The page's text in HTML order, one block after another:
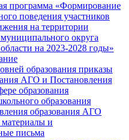
программа «Формирование
поведения участников
на территории
округа
на 2023-2028 годы»
образования приказы
АГО и Постановления
образования
образования
образования АГО
и
письма